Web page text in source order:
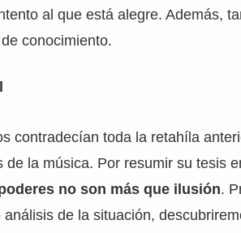
al que está alegre. Además,
conocimiento.
contradecían toda la retahíla
de la música. Por resumir su tesis
no son más que ilusión.
de la situación,